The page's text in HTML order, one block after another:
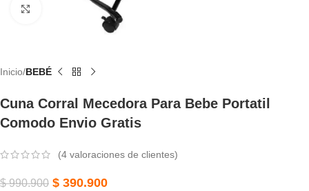
Haga Clic Para Ampliar
Inicio BEBÉ
Cuna Corral Mecedora Para Bebe Portatil
Comodo Envio Gratis
(4 valoraciones de clientes)
$990.900 $ 390.900